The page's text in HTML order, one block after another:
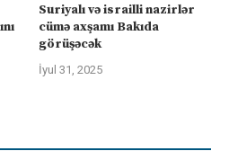
Suriyalı və israilli nazirlər
cümə axşamı Bakıda
görüşəcək
İyul 31, 2025